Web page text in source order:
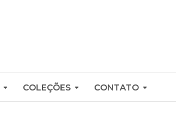
COLEÇÕES CONTATO